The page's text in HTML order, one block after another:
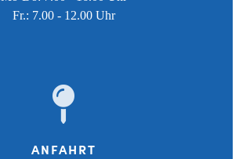
Fr.: 7.00 - 12.00 Uhr
ANFAHRT